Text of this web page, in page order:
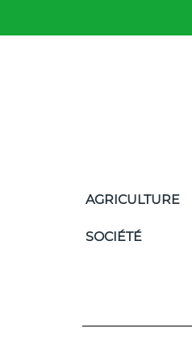
AGRICULTURE
SOCIÉTÉ